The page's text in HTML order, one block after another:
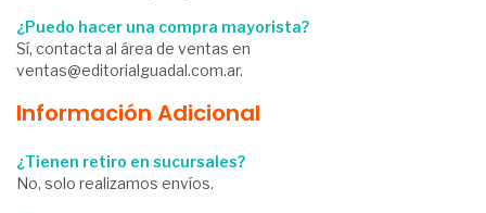
¿Puedo hacer una compra mayorista?
Sí, contacta al área de ventas en
ventas@editorialguadal.com.ar.
Información Adicional
¿Tienen retiro en sucursales?
No, solo realizamos envíos.